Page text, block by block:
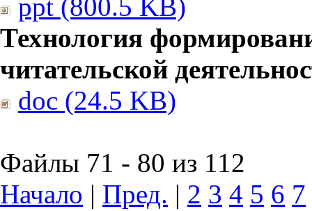
ppt (800.5 KB)
Технология
читательской
doc (24.5 KB)
Файлы 71 - 80 из 112
Начало | Пред. | 2 3 4 5 6 7